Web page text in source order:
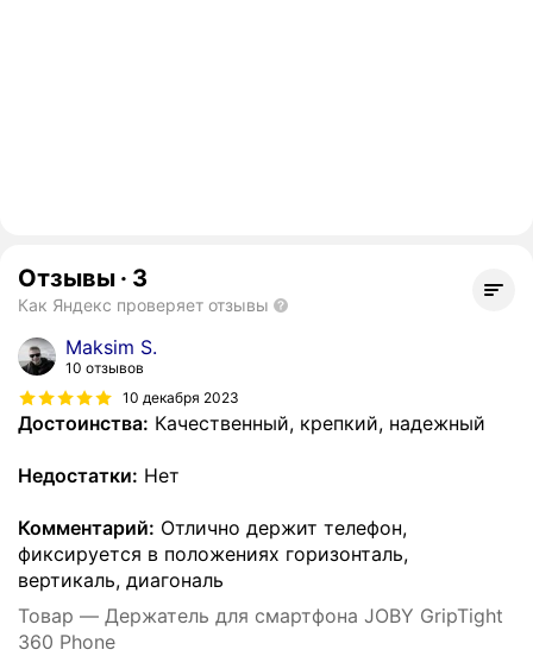
Отзывы · 3
Как Яндекс проверяет отзывы
Maksim S.
10 отзывов
10 декабря 2023
Достоинства: Качественный, крепкий, надежный
Недостатки: Нет
Комментарий: Отлично держит телефон,
фиксируется в положениях горизонталь,
вертикаль, диагональ
Товар — Держатель для смартфона JOBY GripTight
360 Phone